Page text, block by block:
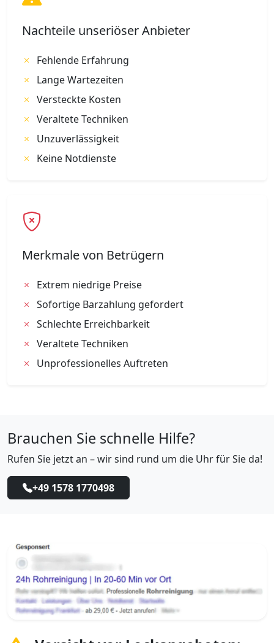
Nachteile unseriöser Anbieter
Fehlende Erfahrung
Lange Wartezeiten
Versteckte Kosten
Veraltete Techniken
Unzuverlässigkeit
Keine Notdienste
Merkmale von Betrügern
Extrem niedrige Preise
Sofortige Barzahlung gefordert
Schlechte Erreichbarkeit
Veraltete Techniken
Unprofessionelles Auftreten
Brauchen Sie schnelle Hilfe?
Rufen Sie jetzt an – wir sind rund um die Uhr für Sie da!
+49 1578 1770498